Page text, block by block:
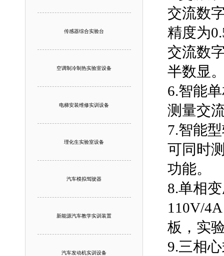
传感器综合实验台
空调制冷制热实验室设备
电梯安装维修实训设备
理化生实验室设备
汽车模拟驾驶器
新能源汽车教学实训装置
汽车发动机实训设备
交流数
精度为
交流数
半数显
6.智能
测量交
7.智能
可同时
功能。
8.单相
110V/
板，实
9.三相